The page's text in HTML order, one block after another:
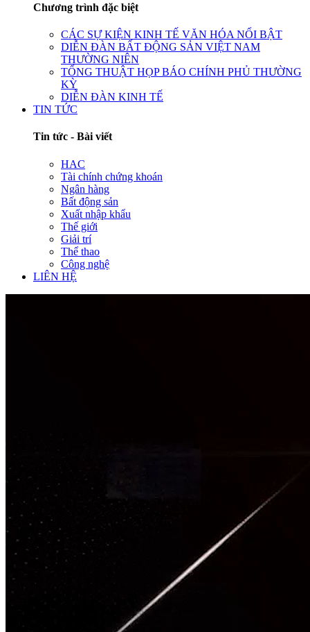
Chương trình đặc biệt
CÁC SỰ KIỆN KINH TẾ VĂN HÓA NỔI BẬT
DIỄN ĐÀN BẤT ĐỘNG SẢN VIỆT NAM
THƯỜNG NIÊN
TỔNG THUẬT HỌP BÁO CHÍNH PHỦ THƯỜNG
KỲ
DIỄN ĐÀN KINH TẾ
TIN TỨC
Tin tức - Bài viết
HAC
Tài chính chứng khoán
Ngân hàng
Bất động sản
Xuất nhập khẩu
Thế giới
Giải trí
Thể thao
Công nghệ
LIÊN HỆ